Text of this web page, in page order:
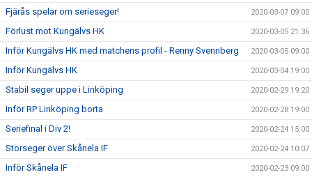
Fjärås spelar om serieseger! 2020-03-07 09:00
Förlust mot Kungälvs HK 2020-03-05 21:36
Inför Kungälvs HK med matchens profil - Renny Svennberg 2020-03-05 09:00
Inför Kungälvs HK 2020-03-04 19:00
Stabil seger uppe i Linköping 2020-02-29 19:20
Inför RP Linköping borta 2020-02-28 19:00
Seriefinal i Div 2! 2020-02-24 15:00
Storseger över Skånela IF 2020-02-24 10:07
Inför Skånela IF 2020-02-23 09:00